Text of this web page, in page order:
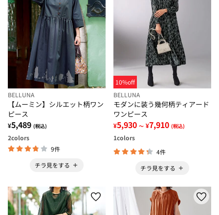
BELLUNA
【ムーミン】シルエット柄ワン
ピース
¥5,489 (税込)
2colors
9件
チラ見をする
10%off
BELLUNA
モダンに装う幾何柄ティアード
ワンピース
¥5,930 ～ ¥7,910 (税込)
1colors
4件
チラ見をする